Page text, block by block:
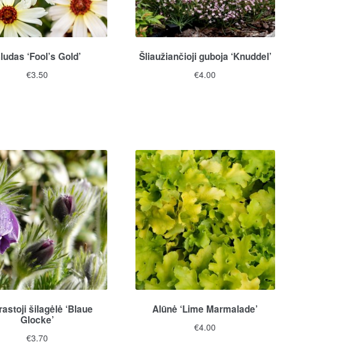
‘Fool’s Gold’
€3.50
Šliaužiančioji guboja ‘Knuddel’
€4.00
šilagėlė ‘Blaue
Glocke’
€3.70
Alūnė ‘Lime Marmalade’
€4.00